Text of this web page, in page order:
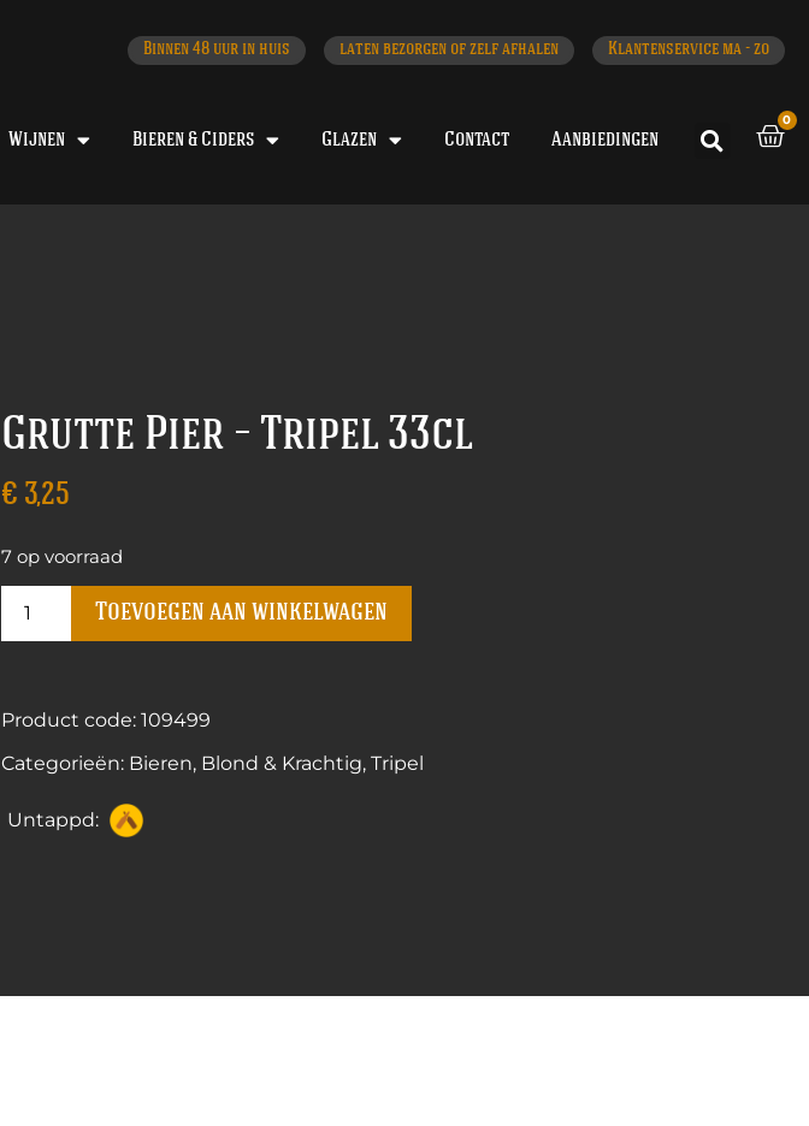
Binnen 48 uur in huis laten bezorgen of zelf afhalen Klantenservice ma - zo
Wijnen Bieren & Ciders Glazen Contact Aanbiedingen
0
Grutte Pier – Tripel 33cl
€ 3,25
7 op voorraad
Toevoegen aan winkelwagen
Product code: 109499
Categorieën: Bieren, Blond & Krachtig,Tripel
Untappd: